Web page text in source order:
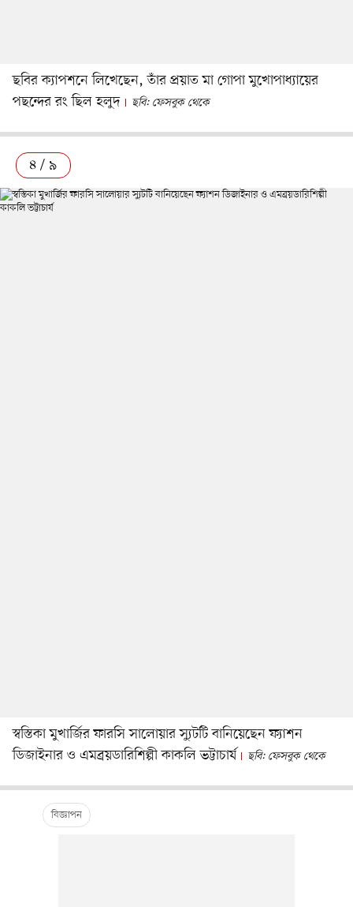
ছবির ক্যাপশনে লিখেছেন, তাঁর প্রয়াত মা গোপা মুখোপাধ্যায়ের
পছন্দের রং ছিল হলুদ
ছবি: ফেসবুক থেকে
৪ / ৯
স্বস্তিকা মুখার্জির ফারসি সালোয়ার স্যুটটি বানিয়েছেন ফ্যাশন
ডিজাইনার ও এমব্রয়ডারিশিল্পী কাকলি ভট্টাচার্য
ছবি: ফেসবুক থেকে